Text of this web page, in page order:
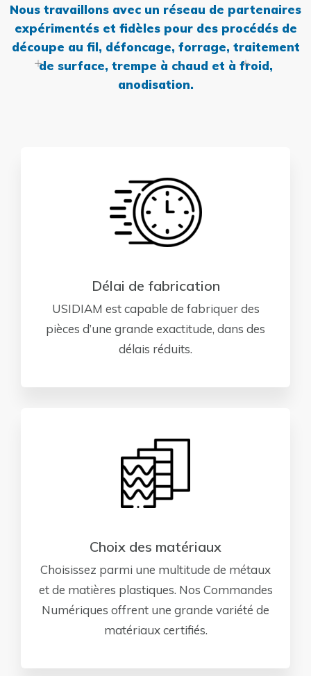
Nous travaillons avec un réseau de partenaires
expérimentés et fidèles pour des procédés de
découpe au fil, défoncage, forrage, traitement
de surface, trempe à chaud et à froid,
anodisation.
Délai de fabrication
USIDIAM est capable de fabriquer des
pièces d’une grande exactitude, dans des
délais réduits.
Choix des matériaux
Choisissez parmi une multitude de métaux
et de matières plastiques. Nos Commandes
Numériques offrent une grande variété de
matériaux certifiés.